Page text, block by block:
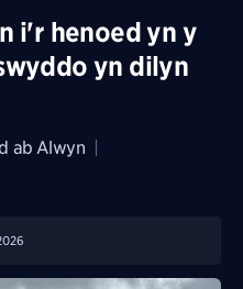
i'r henoed yn y
yn dilyn
ab Alwyn